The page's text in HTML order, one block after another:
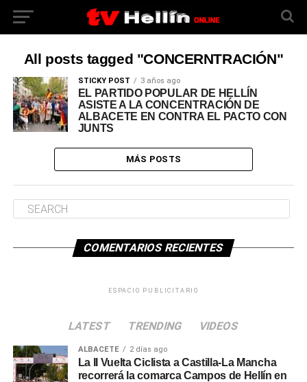
All posts tagged "CONCERNTRACIÓN"
STICKY POST 3 años ago
EL PARTIDO POPULAR DE HELLÍN
ASISTE A LA CONCENTRACIÓN DE
ALBACETE EN CONTRA EL PACTO CON
JUNTS
MÁS POSTS
COMENTARIOS RECIENTES
ESPACIO PUBLICITARIO
LATEST TRENDING VIDEOS
ALBACETE 2 días ago
La II Vuelta Ciclista a Castilla-La Mancha
recorrerá la comarca Campos de Hellín en